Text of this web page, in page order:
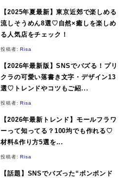
【2025年夏最新】東京近郊で楽しめる
流しそうめん8選♡自然×癒しを楽しめ
る人気店をチェック！
投稿者: Risa
【2026年最新版】SNSでバズる！プリ
クラの可愛い落書き文字・デザイン13
選♡トレンドやコツもご紹...
投稿者: Risa
【2026年最新トレンド】モールフラワ
ーって知ってる？100均でも作れる♡
材料&作り方5選を...
投稿者: Risa
【話題】SNSでバズった“ボンボンド